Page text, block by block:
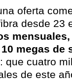
oferta
desde 23
megas de
que cuatro
de este